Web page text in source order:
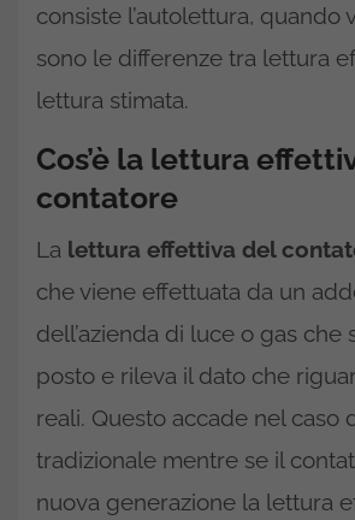
consiste l’autolettura, quando
sono le differenze tra lettura
lettura stimata.
Cos’è la lettura
contatore
La lettura effettiva del
che viene effettuata da un
dell’azienda di luce o gas che
posto e rileva il dato che
reali. Questo accade nel caso
tradizionale mentre se il
nuova generazione la lettura